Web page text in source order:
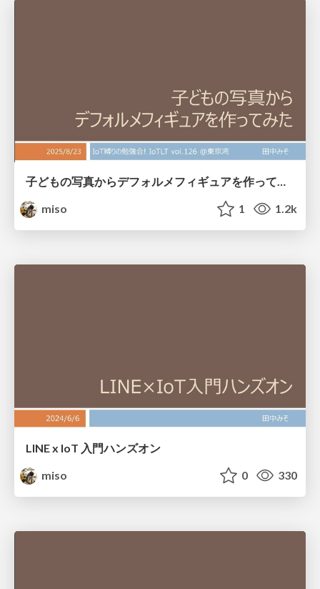
子どもの写真からデフォルメフィギュアを作ってみた
miso
1 1.2k
LINE x IoT 入門ハンズオン
miso
0 330